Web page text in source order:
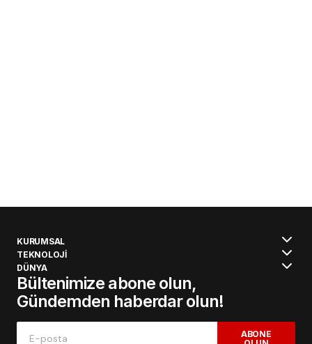
KURUMSAL
TEKNOLOJİ
DÜNYA
Bültenimize abone olun,
Gündemden haberdar olun!
ABONE